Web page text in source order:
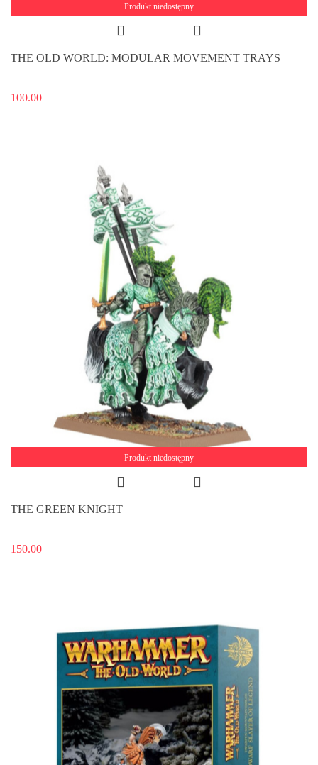
Produkt niedostępny
THE OLD WORLD: MODULAR MOVEMENT TRAYS
100.00
Produkt niedostępny
THE GREEN KNIGHT
150.00